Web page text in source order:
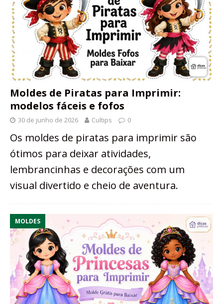
Moldes de Piratas para Imprimir:
modelos fáceis e fofos
30 de junho de 2026 Cultips 0
Os moldes de piratas para imprimir são
ótimos para deixar atividades,
lembrancinhas e decorações com um
visual divertido e cheio de aventura.
MOLDES